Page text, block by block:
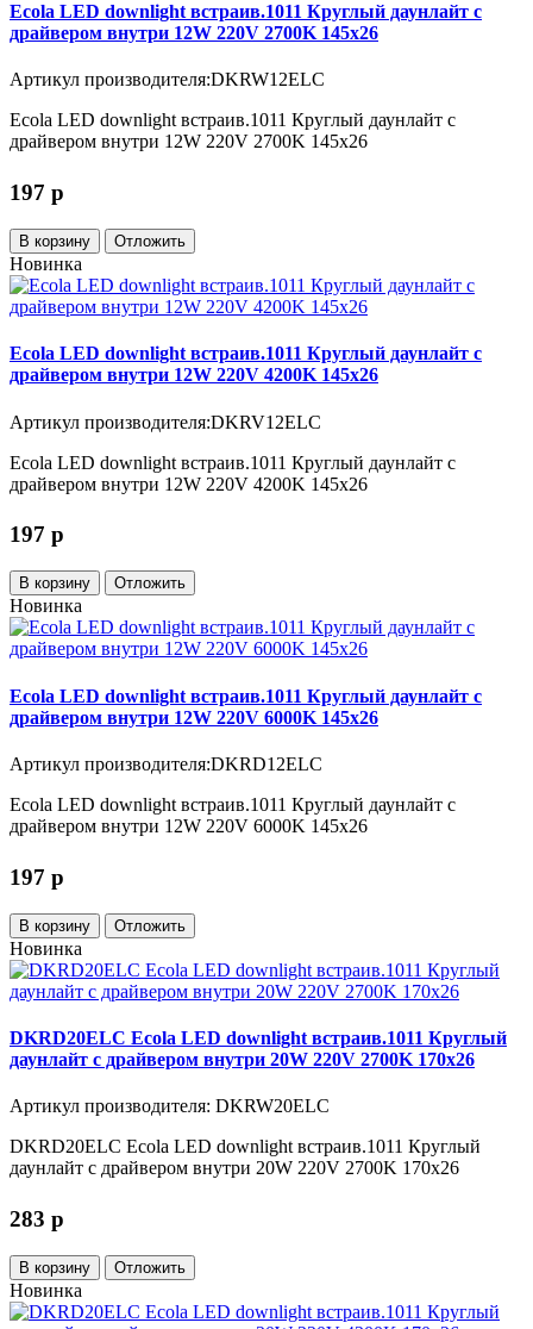
Ecola LED downlight встраив.1011 Круглый даунлайт с
драйвером внутри 12W 220V 2700K 145x26
Артикул производителя:DKRW12ELC
Ecola LED downlight встраив.1011 Круглый даунлайт с
драйвером внутри 12W 220V 2700K 145x26
197 p
В корзину Отложить
Новинка
Ecola LED downlight встраив.1011 Круглый даунлайт с
драйвером внутри 12W 220V 4200K 145x26
Артикул производителя:DKRV12ELC
Ecola LED downlight встраив.1011 Круглый даунлайт с
драйвером внутри 12W 220V 4200K 145x26
197 p
В корзину Отложить
Новинка
Ecola LED downlight встраив.1011 Круглый даунлайт с
драйвером внутри 12W 220V 6000K 145x26
Артикул производителя:DKRD12ELC
Ecola LED downlight встраив.1011 Круглый даунлайт с
драйвером внутри 12W 220V 6000K 145x26
197 p
В корзину Отложить
Новинка
DKRD20ELC Ecola LED downlight встраив.1011 Круглый
даунлайт с драйвером внутри 20W 220V 2700K 170x26
Артикул производителя: DKRW20ELC
DKRD20ELC Ecola LED downlight встраив.1011 Круглый
даунлайт с драйвером внутри 20W 220V 2700K 170x26
283 p
В корзину Отложить
Новинка